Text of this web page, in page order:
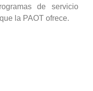
de servicio
la PAOT ofrece.